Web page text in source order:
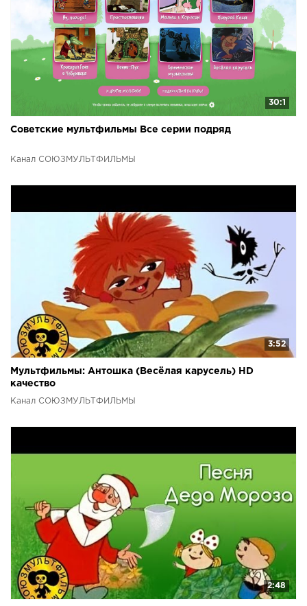
30:1
Советские мультфильмы Все серии подряд
Канал СОЮЗМУЛЬТФИЛЬМЫ
3:52
Мультфильмы: Антошка (Весёлая карусель) HD
качество
Канал СОЮЗМУЛЬТФИЛЬМЫ
2:48